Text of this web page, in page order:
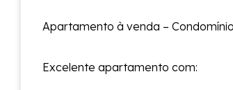
Apartamento à venda –
Excelente apartamento com: